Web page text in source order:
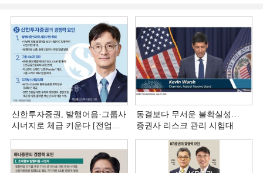
신한투자증권, 발행어음·그룹사
시너지로 체급 키운다 [전업계
동결보다 무서운 불확실성…
증권사 리스크 관리 시험대